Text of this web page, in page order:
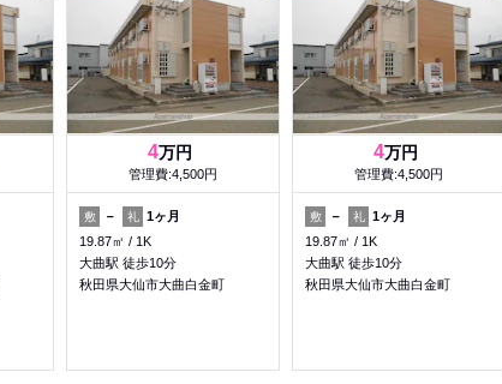
4万円
管理費:4,500円
敷 － 礼 1ヶ月
19.87㎡
1K
大曲駅 徒歩10分
秋田県大仙市大曲白金町
4万円
管理費:4,500円
敷 － 礼 1ヶ月
19.87㎡
1K
大曲駅 徒歩10分
秋田県大仙市大曲白金町